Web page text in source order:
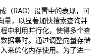
（RAG）设置中的表现，可
量，以显著加快搜索查询并
中利用并行化，使得多个查
据集时。通过调整向量存储
来优化内存使用。为了进一